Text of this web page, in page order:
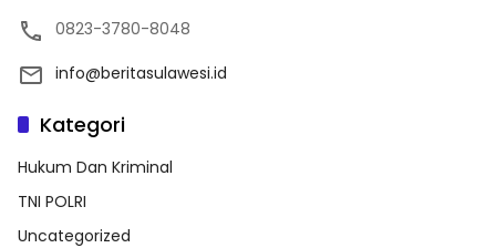
0823-3780-8048
info@beritasulawesi.id
Kategori
Hukum Dan Kriminal
TNI POLRI
Uncategorized